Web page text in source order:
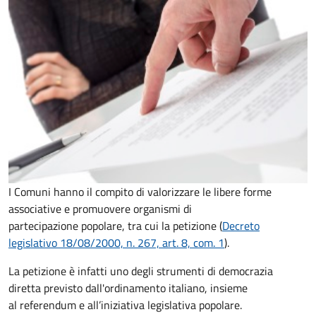
I Comuni hanno il compito di valorizzare le libere forme
associative e promuovere organismi di
partecipazione popolare, tra cui la petizione (Decreto
legislativo 18/08/2000, n. 267, art. 8, com. 1).
La petizione è infatti uno degli strumenti di democrazia
diretta previsto dall'ordinamento italiano, insieme
al referendum e all’iniziativa legislativa popolare.